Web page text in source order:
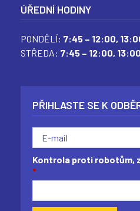
ÚŘEDNÍ HODINY
PONDĚLÍ: 7:45 – 12:00,
STŘEDA: 7:45 – 12:00,
PŘIHLASTE SE K
Kontrola proti robotům,
*